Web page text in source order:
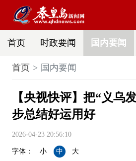
首页 时政要闻 国内要闻
首页 国内要闻
【央视快评】把“义乌
步总结好运用好
2026-04-23 20:56:10
字体： 小 中 大